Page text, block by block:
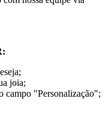
joia;
campo "Personalização";